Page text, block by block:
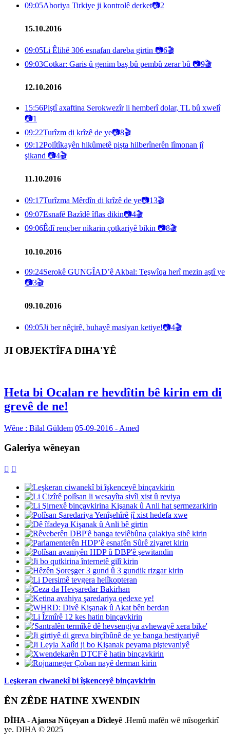
09:05Aboriya Tirkiye ji kontrolê derket📷2
15.10.2016
09:05Li Êlihê 306 esnafan dareba girtin 📷6🎬
09:03Cotkar: Garis û genim baş bû pembû zerar bû 📷9🎬
12.10.2016
15:56Piştî axaftina Serokwezîr li hemberî dolar, TL bû xwelî
📷1
09:22Turîzm di krîzê de ye📷8🎬
09:12Polîtîkayên hikûmetê pişta hilberînerên lîmonan jî
şikand 📷4🎬
11.10.2016
09:17Turîzma Mêrdîn di krîzê de ye📷13🎬
09:07Esnafê Bazîdê îflas dikin📷4🎬
09:06Êdî rençber nikarin çotkariyê bikin 📷8🎬
10.10.2016
09:24Serokê GUNGÎAD’ê Akbal: Teşwîqa herî mezin aştî ye
📷3🎬
09.10.2016
09:05Ji ber nêçirê, buhayê masiyan ketiye!📷4🎬
JI OBJEKTÎFA DIHA'YÊ
Heta bi Ocalan re hevdîtin bê kirin em di
grevê de ne!
Wêne : Bilal Güldem 05-09-2016 - Amed
Galeriya wêneyan
 
Leşkeran ciwanekî bi îşkenceyê binçavkirin
ÊN ZÊDE HATINE XWENDIN
DİHA - Ajansa Nûçeyan a Dîcleyê .Hemû mafên wê mîsogerkirî
ye. DIHA © 2025